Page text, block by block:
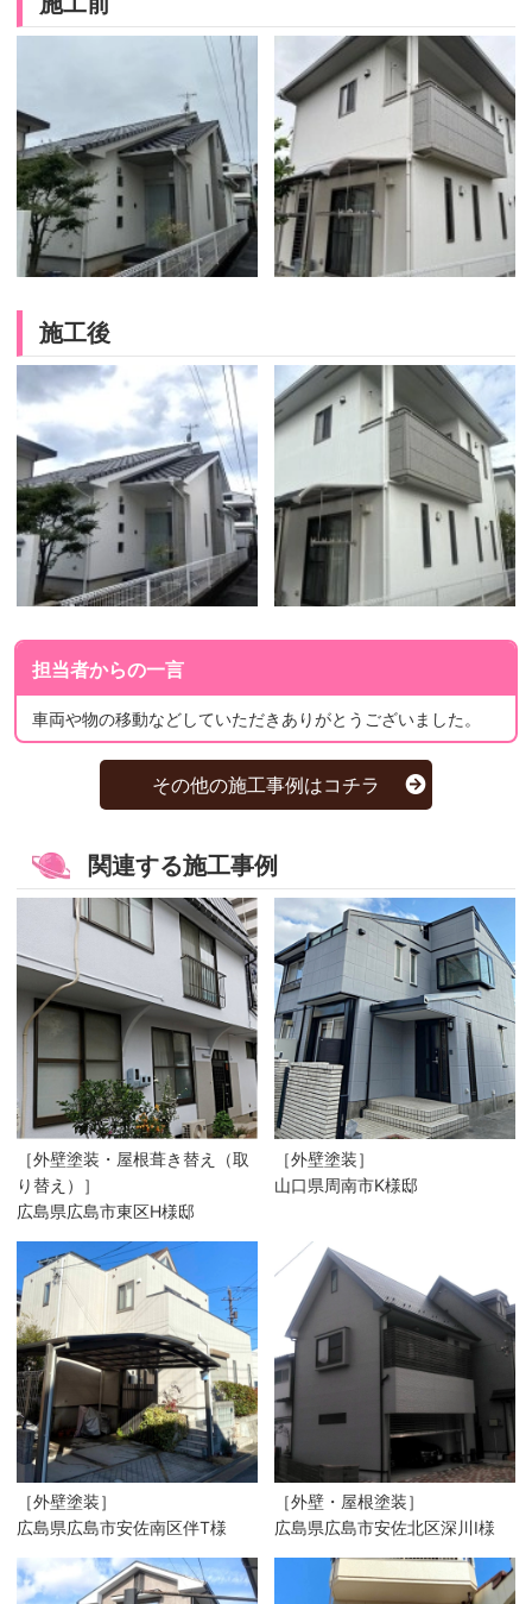
施工後
担当者からの一言
車両や物の移動などしていただきありがとうございました。
その他の施工事例はコチラ
関連する施工事例
［外壁塗装・屋根葺き替え（取
り替え）］
広島県広島市東区H様邸
［外壁塗装］
山口県周南市K様邸
［外壁塗装］
広島県広島市安佐南区伴T様
［外壁・屋根塗装］
広島県広島市安佐北区深川I様